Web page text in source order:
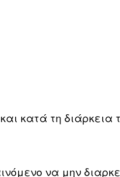
κατά τη διάρκεια
να μην